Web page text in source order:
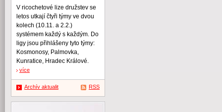
V ricochetové lize družstev se
letos utkají čtyři týmy ve dvou
kolech (10.11. a 2.2.)
systémem každý s každým. Do
ligy jsou přihlášeny tyto týmy:
Kosmonosy, Palmovka,
Kunratice, Hradec Králové.
více
Archív aktualit RSS